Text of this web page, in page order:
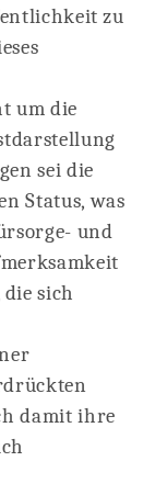
zu
um die
sei die
Status, was
und
sich
damit ihre